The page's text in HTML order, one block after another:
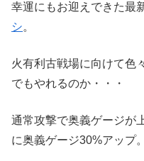
幸運にもお迎えできた最
シ。
火有利古戦場に向けて色
でもやれるのか・・・
通常攻撃で奥義ゲージが
に奥義ゲージ30%アップ。